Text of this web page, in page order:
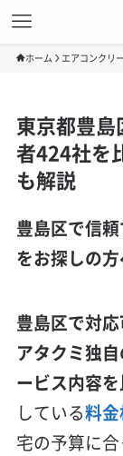
ホーム エアコンクリ
東京都豊
者424社を
も解説
豊島区で信
をお探しの方
豊島区で対
アタクミ独
ービス内容を
している料
宅の予算に